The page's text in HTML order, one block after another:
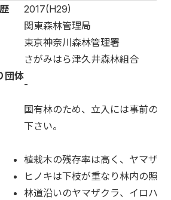
2017(H29)
関東森林管理局
東京神奈川森林管理署
さがみはら津久井森林組合
団体
-
国有林のため、立入には事前の
下さい。
植栽木の残存率は高く、ヤマザ
ヒノキは下枝が重なり林内の照
林道沿いのヤマザクラ、イロハ